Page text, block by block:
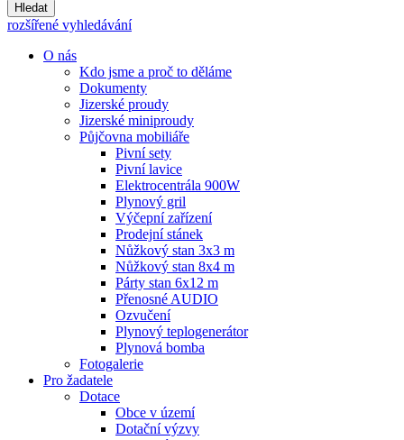
Hledat
rozšířené vyhledávání
O nás
Kdo jsme a proč to děláme
Dokumenty
Jizerské proudy
Jizerské miniproudy
Půjčovna mobiliáře
Pivní sety
Pivní lavice
Elektrocentrála 900W
Plynový gril
Výčepní zařízení
Prodejní stánek
Nůžkový stan 3x3 m
Nůžkový stan 8x4 m
Párty stan 6x12 m
Přenosné AUDIO
Ozvučení
Plynový teplogenerátor
Plynová bomba
Fotogalerie
Pro žadatele
Dotace
Obce v území
Dotační výzvy